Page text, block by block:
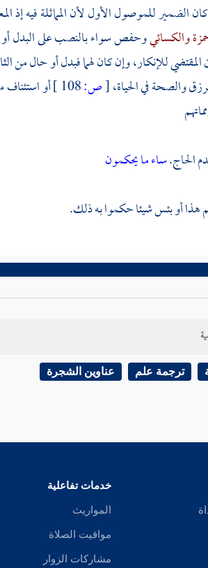
الضمير للموصول الأول لأن المماثلة فيه إذ
والكسائيوحفصسواء بالنصب على البدل
المقتضي للإنكار، وإن كان لهما فبدل أو حال من
والصحة في الحياة،[ص:
أو
الحاج.ساء ما يحكمون
أو بئس شيئا حكموا به ذلك.
ترجمة علم عناوين الشجرة
خدمات تفاعلية
المواريث
مواقيت الصلاة
مشاركات الزوار